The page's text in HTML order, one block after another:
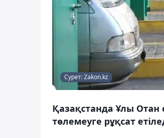
Сурет: Zakon.kz
Қазақстанда Ұлы
төлемеуге рұқсат